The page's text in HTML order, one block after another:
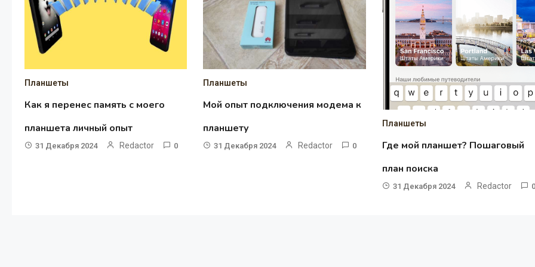
Планшеты
Как я перенес память с моего
планшета личный опыт
31 Декабря 2024 Redactor 0
Планшеты
Мой опыт подключения модема к
планшету
31 Декабря 2024 Redactor 0
Планшеты
Где мой планшет? Пошаговый
план поиска
31 Декабря 2024 Redactor